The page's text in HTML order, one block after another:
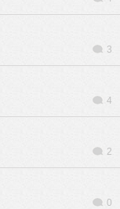
3
4
2
0